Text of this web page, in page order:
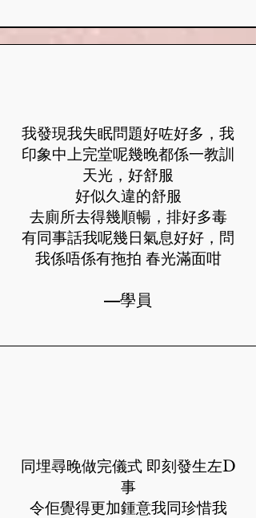
我發現我失眠問題好咗好多，我
印象中上完堂呢幾晚都係一教訓
天光，好舒服
好似久違的舒服
去廁所去得幾順暢，排好多毒
有同事話我呢幾日氣息好好，問
我係唔係有拖拍 春光滿面咁
—學員
同埋尋晚做完儀式 即刻發生左D
事
令佢覺得更加鍾意我同珍惜我